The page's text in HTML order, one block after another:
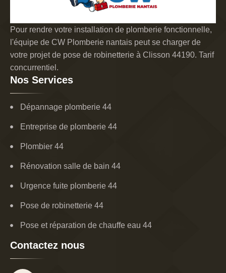
Pour rendre votre installation de plomberie fonctionnelle,
l'équipe de CW Plomberie nantais peut se charger de
votre projet de pose de robinetterie à Clisson 44190. Tarif
concurrentiel.
Nos Services
Dépannage plomberie 44
Entreprise de plomberie 44
Plombier 44
Rénovation salle de bain 44
Urgence fuite plomberie 44
Pose de robinetterie 44
Pose et réparation de chauffe eau 44
Contactez nous